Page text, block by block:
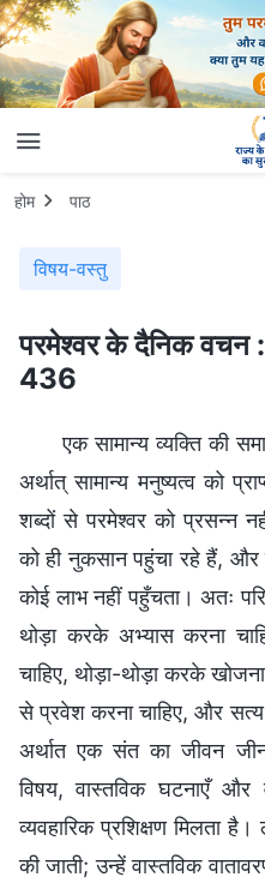
होम पाठ
विषय-वस्तु
परमेश्वर के दैनिक
436
एक सामान्य व्यक्ति की
अर्थात् सामान्य मनुष्यत्व को
शब्दों से परमेश्वर को प्रसन्न
को ही नुकसान पहुंचा रहे हैं, और
कोई लाभ नहीं पहुँचता। अतः
थोड़ा करके अभ्यास करना
चाहिए, थोड़ा-थोड़ा करके
से प्रवेश करना चाहिए, और सत्य
अर्थात एक संत का जीवन
विषय, वास्तविक घटनाएँ और
व्यवहारिक प्रशिक्षण मिलता
की जाती; उन्हें वास्तविक